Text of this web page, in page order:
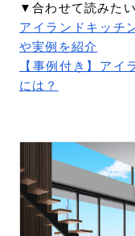
▼合わせて読みた
アイランドキッチ
や実例を紹介
【事例付き】アイ
には？